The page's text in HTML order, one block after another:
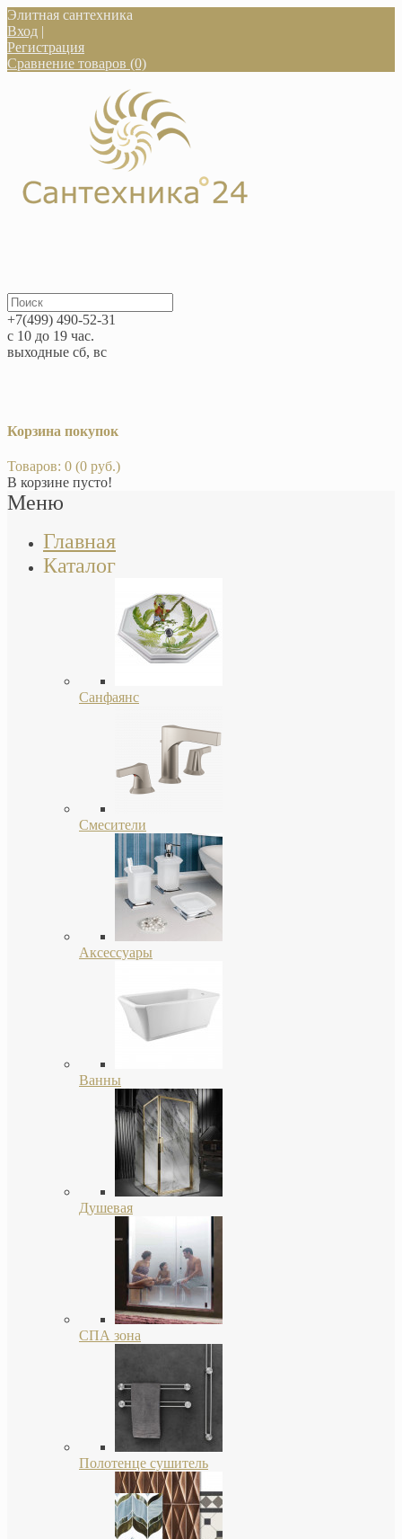
Элитная сантехника
Вход |
Регистрация
Сравнение товаров (0)
+7(499) 490-52-31
с 10 до 19 час.
выходные сб, вс
Корзина покупок
Товаров: 0 (0 руб.)
В корзине пусто!
Меню
Главная
Каталог
Санфаянс
Смесители
Аксессуары
Ванны
Душевая
СПА зона
Полотенце сушитель